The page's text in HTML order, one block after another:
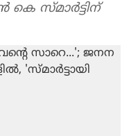
കെ സ്മാര്‍ട്ടിന്